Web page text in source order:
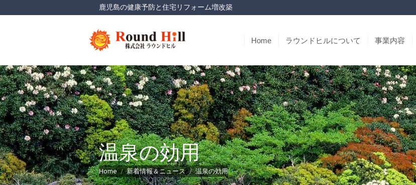
鹿児島の健康予防と住宅リフォーム増改築
Home ラウンドヒルについて 事業内容
温泉の効用
You are here:
Home 新着情報＆ニュース 温泉の効用